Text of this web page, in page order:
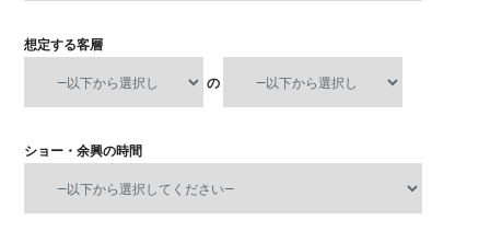
想定する客層
の
ショー・余興の時間